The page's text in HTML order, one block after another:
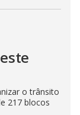
o trânsito
217 blocos